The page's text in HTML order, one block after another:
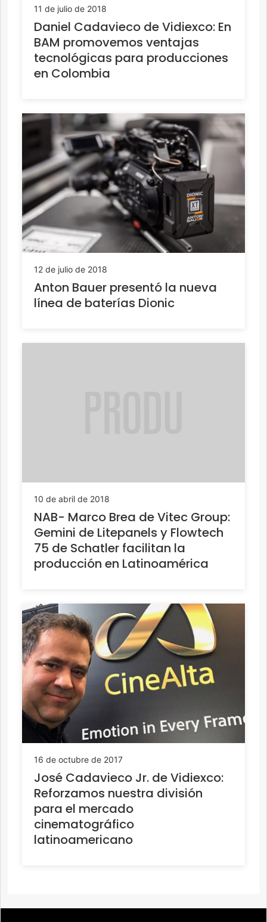
11 de julio de 2018
Daniel Cadavieco de Vidiexco: En
BAM promovemos ventajas
tecnológicas para producciones
en Colombia
12 de julio de 2018
Anton Bauer presentó la nueva
línea de baterías Dionic
10 de abril de 2018
NAB- Marco Brea de Vitec Group:
Gemini de Litepanels y Flowtech
75 de Schatler facilitan la
producción en Latinoamérica
16 de octubre de 2017
José Cadavieco Jr. de Vidiexco:
Reforzamos nuestra división
para el mercado
cinematográfico
latinoamericano